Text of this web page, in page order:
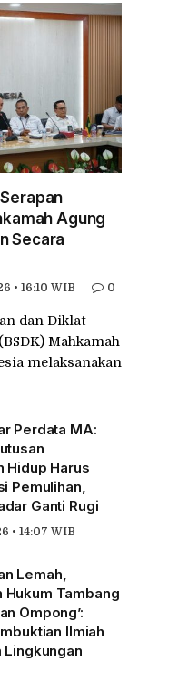
Agung
Secara
• 16:10 WIB 0
dan Diklat
Mahkamah
melaksanakan
Perdata MA:
Hidup Harus
Pemulihan,
Ganti Rugi
• 14:07 WIB
Lemah,
Hukum Tambang
Ompong’:
Ilmiah
Lingkungan